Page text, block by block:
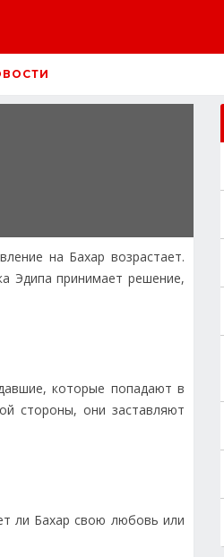
на Бахар возрастает.
Эдипа принимает решение,
которые попадают в
стороны, они заставляют
ли Бахар свою любовь или